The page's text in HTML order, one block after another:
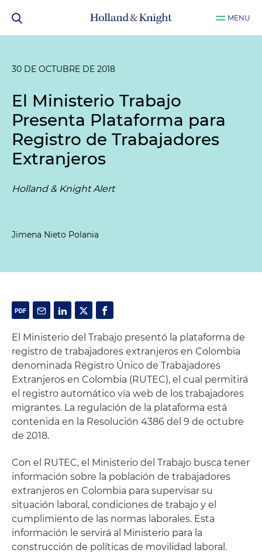
MENU
30 DE OCTUBRE DE 2018
El Ministerio Trabajo
Presenta Plataforma para
Registro de Trabajadores
Extranjeros
Holland & Knight Alert
Jimena Nieto Polania
El Ministerio del Trabajo presentó la plataforma de
registro de trabajadores extranjeros en Colombia
denominada Registro Único de Trabajadores
Extranjeros en Colombia (RUTEC), el cual permitirá
el registro automático vía web de los trabajadores
migrantes. La regulación de la plataforma está
contenida en la Resolución 4386 del 9 de octubre
de 2018.
Con el RUTEC, el Ministerio del Trabajo busca tener
información sobre la población de trabajadores
extranjeros en Colombia para supervisar su
situación laboral, condiciones de trabajo y el
cumplimiento de las normas laborales. Esta
información le servirá al Ministerio para la
construcción de políticas de movilidad laboral.